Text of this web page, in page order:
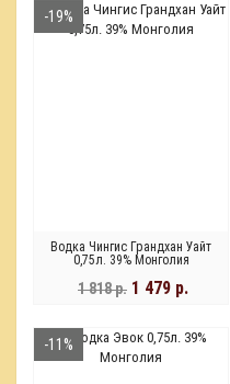
-19%
Водка Чингис Грандхан Уайт
0,75л. 39% Монголия
1 818 р. 1 479 р.
-11%